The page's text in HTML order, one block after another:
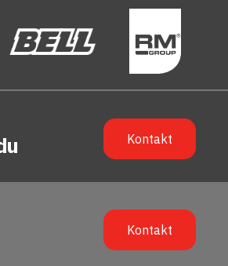
Kontakt
Kontakt